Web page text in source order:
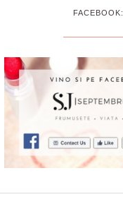
FACEBOOK: